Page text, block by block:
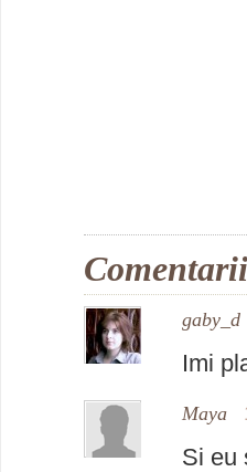
gaby_d
Imi
Maya
Si eu